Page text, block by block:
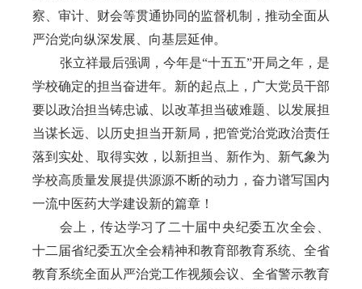
察、审计、财会等贯通协同的监督机制，推动全面从
严治党向纵深发展、向基层延伸。
张立祥最后强调，今年是“十五五”开局之年，是
学校确定的担当奋进年。新的起点上，广大党员干部
要以政治担当铸忠诚、以改革担当破难题、以发展担
当谋长远、以历史担当开新局，把管党治党政治责任
落到实处、取得实效，以新担当、新作为、新气象为
学校高质量发展提供源源不断的动力，奋力谱写国内
一流中医药大学建设新的篇章！
会上，传达学习了二十届中央纪委五次全会、
十二届省纪委五次全会精神和教育部教育系统、全省
教育系统全面从严治党工作视频会议、全省警示教育